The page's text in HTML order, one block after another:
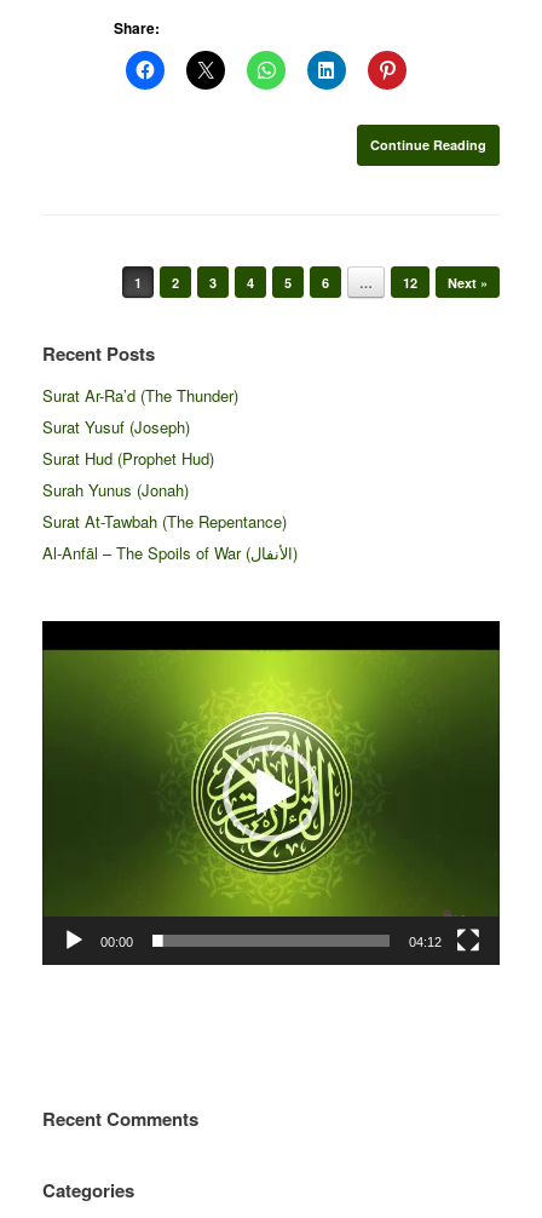
Share:
Continue Reading
Post navigation
1 2 3 4 5 6 … 12 Next »
Recent Posts
Surat Ar-Ra’d (The Thunder)
Surat Yusuf (Joseph)
Surat Hud (Prophet Hud)
Surah Yunus (Jonah)
Surat At-Tawbah (The Repentance)
Al-Anfāl – The Spoils of War (الأنفال‎)
Player
00:00 04:12
Recent Comments
Categories